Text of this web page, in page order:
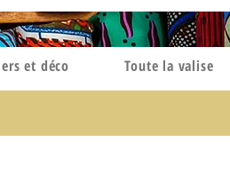
et déco Toute la valise